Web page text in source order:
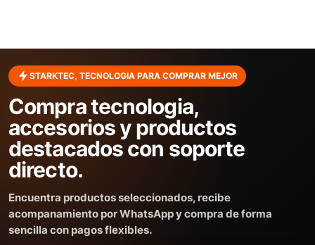
STARKTEC, TECNOLOGIA PARA COMPRAR MEJOR
Compra tecnologia,
accesorios y productos
destacados con soporte
directo.
Encuentra productos seleccionados, recibe
acompanamiento por WhatsApp y compra de forma
sencilla con pagos flexibles.